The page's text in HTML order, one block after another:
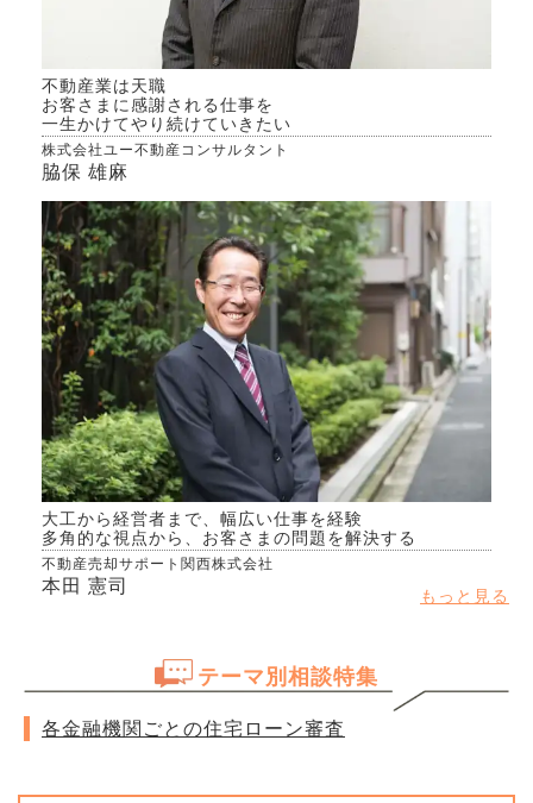
不動産業は天職
お客さまに感謝される仕事を
一生かけてやり続けていきたい
株式会社ユー不動産コンサルタント
脇保 雄麻
大工から経営者まで、幅広い仕事を経験
多角的な視点から、お客さまの問題を解決する
不動産売却サポート関西株式会社
本田 憲司 もっと見る
テーマ別相談特集
各金融機関ごとの住宅ローン審査